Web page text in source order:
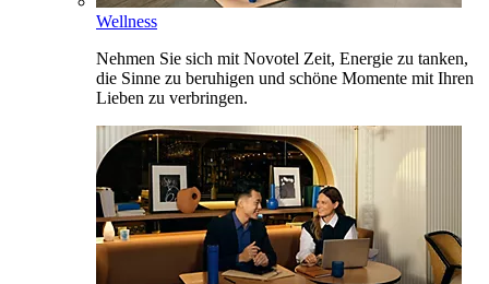
Wellness
Nehmen Sie sich mit Novotel Zeit, Energie zu tanken,
die Sinne zu beruhigen und schöne Momente mit Ihren
Lieben zu verbringen.